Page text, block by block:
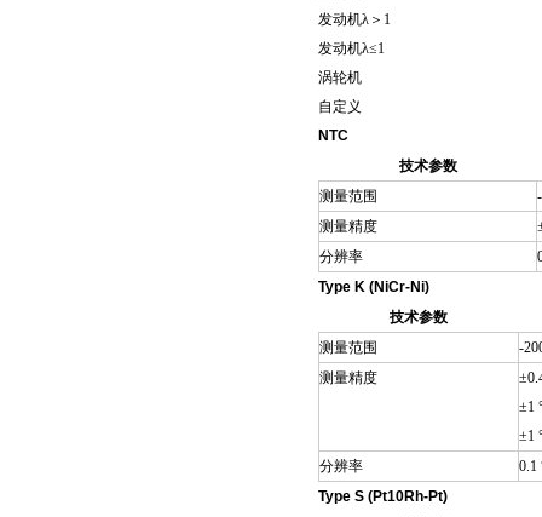
发动机λ＞1
发动机λ≤1
涡轮机
自定义
NTC
技术参数
测量范围
测量精度
分辨率
Type K (NiCr-Ni)
技术参数
测量范围
-
测量精度
±1
±1
分辨率
0.1
Type S (Pt10Rh-Pt)